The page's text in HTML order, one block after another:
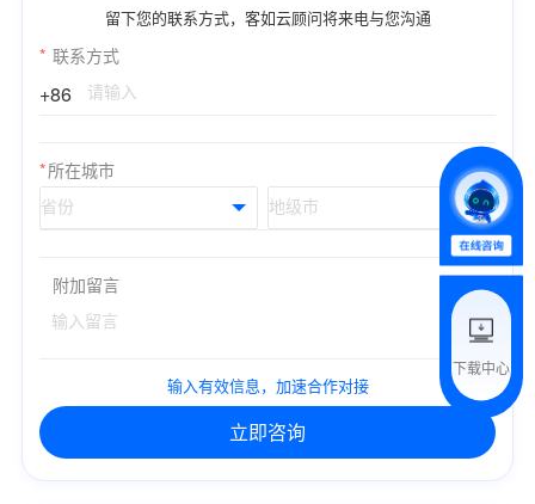
留下您的联系方式，客如云顾问将来电与您沟通
* 联系方式
+86
*所在城市
附加留言
输入有效信息，加速合作对接
立即咨询
下载中心
联系方式
+86
所属业态
我的姓名
附加留言
预约试用
我是老客户，了解最新优惠